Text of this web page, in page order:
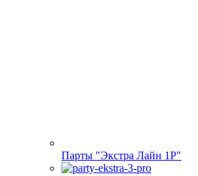
Парты "Экстра Лайн 1Р"